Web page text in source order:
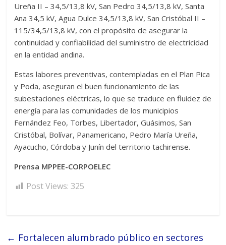
Ureña II – 34,5/13,8 kV, San Pedro 34,5/13,8 kV, Santa
Ana 34,5 kV, Agua Dulce 34,5/13,8 kV, San Cristóbal II –
115/34,5/13,8 kV, con el propósito de asegurar la
continuidad y confiabilidad del suministro de electricidad
en la entidad andina.
Estas labores preventivas, contempladas en el Plan Pica
y Poda, aseguran el buen funcionamiento de las
subestaciones eléctricas, lo que se traduce en fluidez de
energía para las comunidades de los municipios
Fernández Feo, Torbes, Libertador, Guásimos, San
Cristóbal, Bolívar, Panamericano, Pedro María Ureña,
Ayacucho, Córdoba y Junín del territorio tachirense.
Prensa MPPEE-CORPOELEC
Post Views: 325
← Fortalecen alumbrado público en sectores